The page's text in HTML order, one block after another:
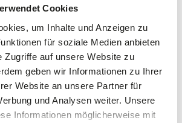
Cookies
um Inhalte und Anzeigen zu
für soziale Medien anbieten
Zugriffe auf unsere Website zu
geben wir Informationen zu Ihrer
Website an unsere Partner für
und Analysen weiter. Unsere
Informationen möglicherweise mit
nutritional value and have
their hard armour, the quality to clean